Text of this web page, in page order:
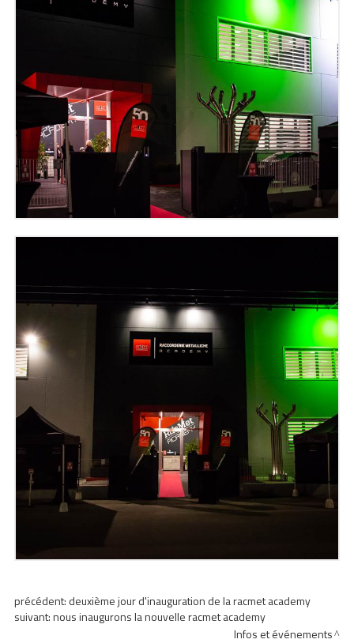
précédent: deuxième jour d'inauguration de la racmet academy
suivant:nous inaugurons la nouvelle racmet academy
Infos et événements